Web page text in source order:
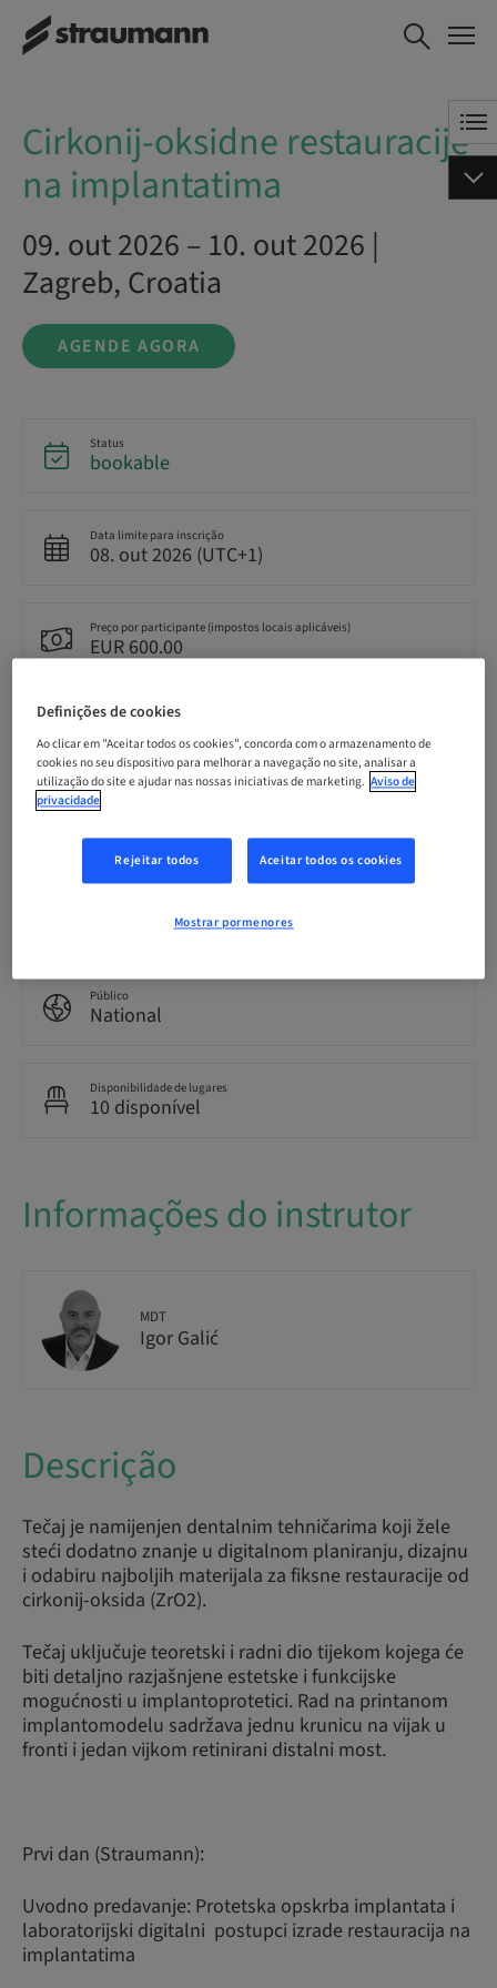
Cirkonij-oksidne
restauracije na
AGENDE AGORA
Cirkonij-oksidne restauracije
na implantatima
09. out 2026 – 10. out 2026 |
Zagreb, Croatia
AGENDE AGORA
Status
bookable
Data limite para inscrição
08. out 2026 (UTC+1)
Preço por participante (impostos locais aplicáveis)
EUR 600.00
Idioma
Croatian
Pontos
0.00 Pontos
Theoretical
Público
National
Disponibilidade de lugares
10 disponível
Informações do instrutor
MDT
Igor Galić
Descrição
Tečaj je namijenjen dentalnim tehničarima koji žele
steći dodatno znanje u digitalnom planiranju, dizajnu
i odabiru najboljih materijala za fiksne restauracije od
cirkonij-oksida (ZrO2).
Tečaj uključuje teoretski i radni dio tijekom kojega će
biti detaljno razjašnjene estetske i funkcijske
mogućnosti u implantoprotetici. Rad na printanom
implantomodelu sadržava jednu krunicu na vijak u
fronti i jedan vijkom retinirani distalni most.
Prvi dan (Straumann):
Uvodno predavanje: Protetska opskrba implantata i
laboratorijski digitalni postupci izrade restauracija na
implantatima
Definições de cookies
Ao clicar em "Aceitar todos os cookies", concorda com o armazenamento de
cookies no seu dispositivo para melhorar a navegação no site, analisar a
utilização do site e ajudar nas nossas iniciativas de marketing. Aviso de
privacidade
Rejeitar todos Aceitar todos os cookies
Mostrar pormenores